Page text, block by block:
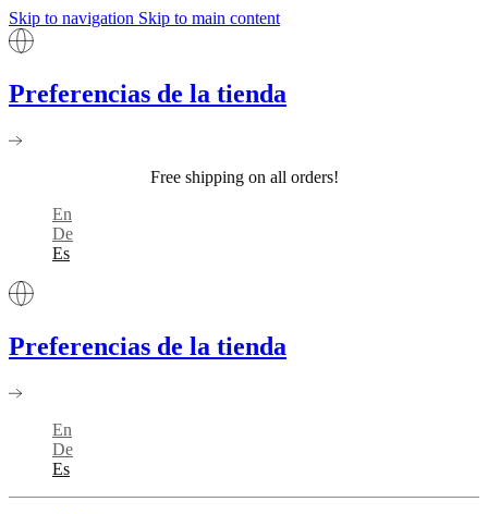
Skip to navigation Skip to main content
Preferencias de la tienda
Free shipping on all orders!
En
De
Es
Preferencias de la tienda
En
De
Es